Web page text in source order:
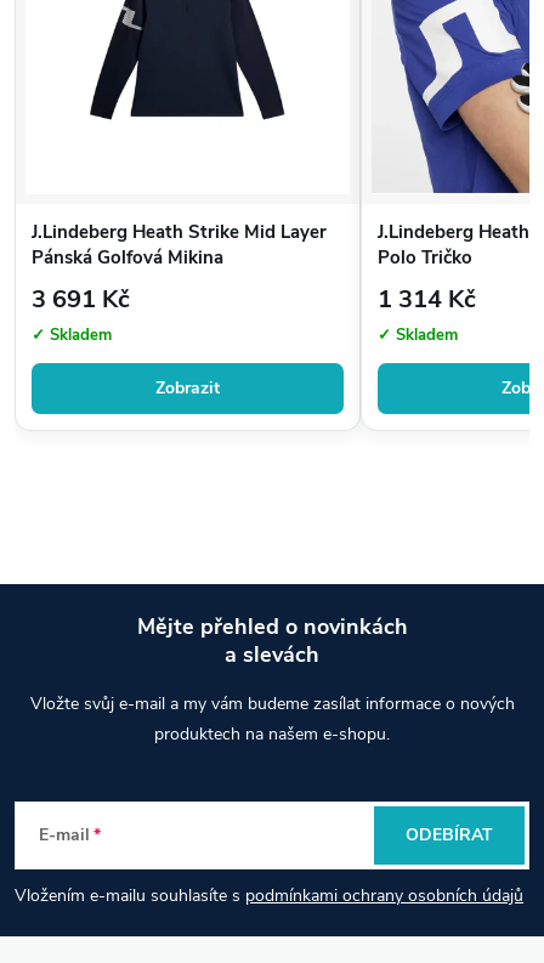
Perte na jemný program při teplotě max. 30 °C.
Žehlení:
Žehlení není nutné. Pokud ano, použijte nízkou
teplotu.
Sušení:Nesušte v sušičce, raději sušte na vzduchu.
Nepoužívejte aviváž, aby nedošlo k narušení
J.Lindeberg Heath Strike Mid Layer
Pánská Golfová Mikina
3 691 Kč
✓ Skladem
Zobrazit
J.Lindeberg Heath
Polo Tričko
1 314 Kč
✓ Skladem
p
a
t
Mějte přehled o novinkách
a slevách
Vložte svůj e-mail a my vám budeme zasílat informace o nových
produktech na našem e-shopu.
E-mail
Vložením e-mailu souhlasíte s podmínkami ochrany osobních údajů
ODEBÍRAT